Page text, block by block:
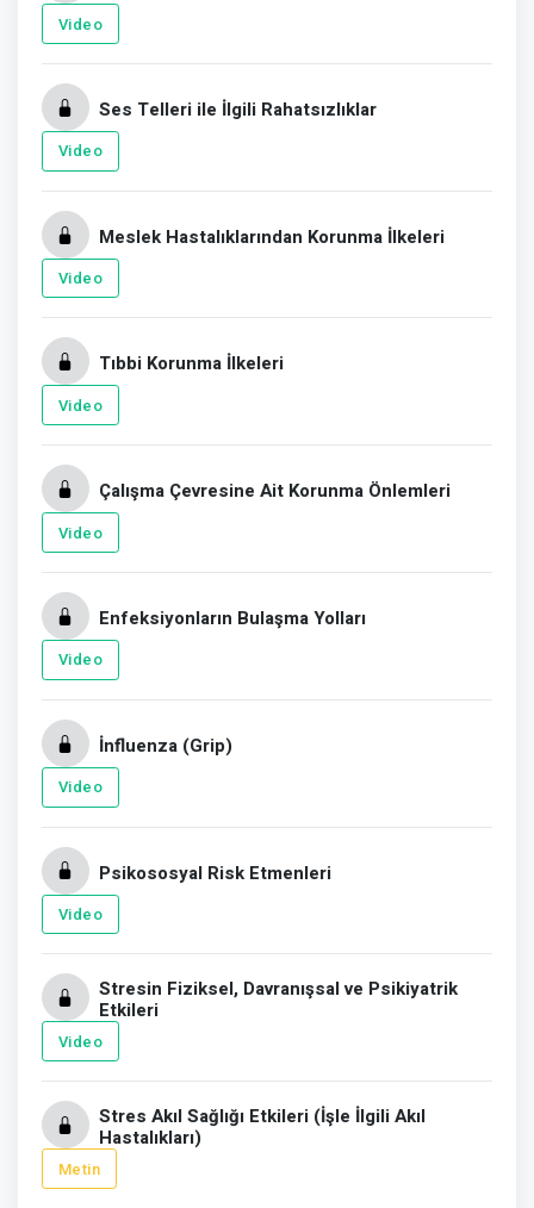
Video
Ses Telleri ile İlgili Rahatsızlıklar
Video
Meslek Hastalıklarından Korunma İlkeleri
Video
Tıbbi Korunma İlkeleri
Video
Çalışma Çevresine Ait Korunma Önlemleri
Video
Enfeksiyonların Bulaşma Yolları
Video
İnfluenza (Grip)
Video
Psikososyal Risk Etmenleri
Video
Stresin Fiziksel, Davranışsal ve Psikiyatrik
Etkileri
Video
Stres Akıl Sağlığı Etkileri (İşle İlgili Akıl
Hastalıkları)
Metin